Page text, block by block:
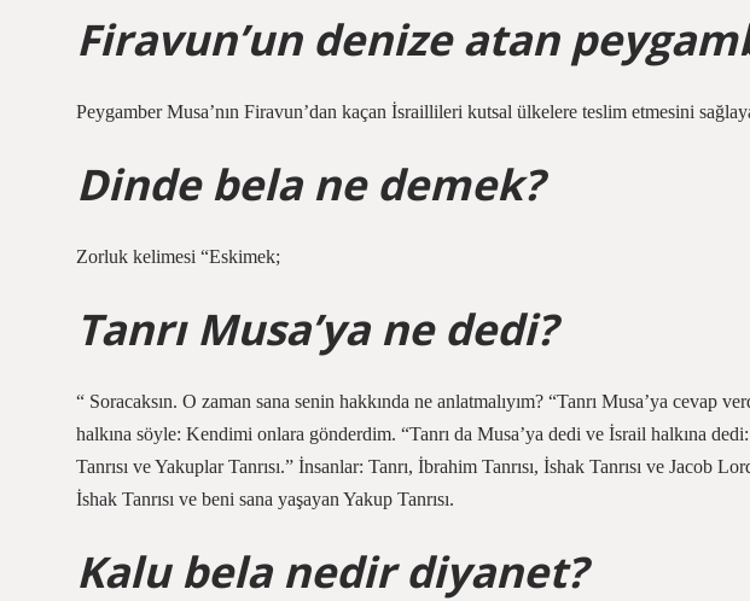
Firavun’un denize atan
Peygamber Musa’nın Firavun’dan kaçan İsraillileri kutsal ülkelere teslim etmesini
Dinde bela ne demek?
Zorluk kelimesi “Eskimek;
Tanrı Musa’ya ne dedi?
“ Soracaksın. O zaman sana senin hakkında ne anlatmalıyım? “Tanrı Musa’ya cevap
halkına söyle: Kendimi onlara gönderdim. “Tanrı da Musa’ya dedi ve İsrail halkına dedi:
Tanrısı ve Yakuplar Tanrısı.” İnsanlar: Tanrı, İbrahim Tanrısı, İshak Tanrısı ve Jacob
İshak Tanrısı ve beni sana yaşayan Yakup Tanrısı.
Kalu bela nedir diyanet?